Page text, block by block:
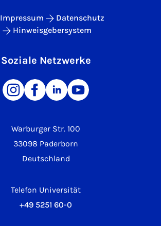
Warburger Str. 100
33098 Paderborn
Deutschland
Telefon Universität
+49 5251 60-0
Impressum
Datenschutz
Hinweisgebersystem
Soziale Netzwerke